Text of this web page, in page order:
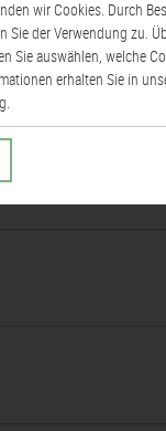
wir Cookies. Durch
Sie der Verwendung zu.
Sie auswählen, welche
erhalten Sie in